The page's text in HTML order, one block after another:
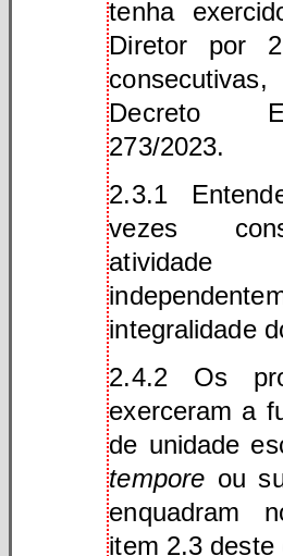
tenha
Diretor por
Decreto
273/2023.
2.3.1
vezes
integralidade
2.4.2 Os
exerceram a
de unidade
tempore ou
enquadram
item 2.3 deste